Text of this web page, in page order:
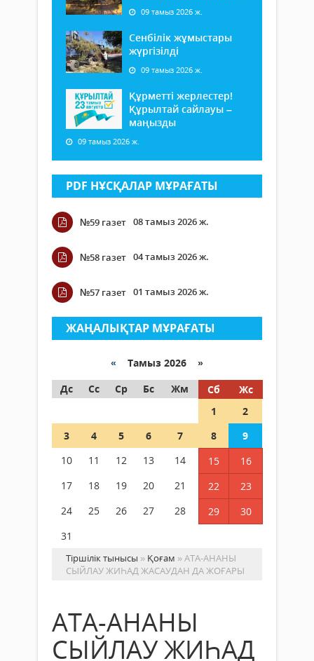
09 тамыз 2026 ж.
Сенбілік жұмыстары
жүргізілді
09 тамыз 2026 ж.
Құрметті жерлестер!
Құрылтай сайлауы –
маңызды
09 тамыз 2026 ж.
PDF НҰСҚАЛАР МҰРАҒАТЫ
№59 газет 08 тамыз 2026 ж.
№58 газет 04 тамыз 2026 ж.
№57 газет 01 тамыз 2026 ж.
ЖАҢАЛЫҚТАР МҰРАҒАТЫ
« Тамыз 2026 »
Дс
Сс Ср Бс Жм Сб
Жс
1
2
3
4 5 6 7 8
9
10
11 12 13 14 15
16
17
18 19 20 21 22
23
24
25 26 27 28 29
30
31
Тіршілік тынысы » Қоғам » АТА-АНАНЫ
СЫЙЛАУ ЖИҺАД ЖАСАУДАН ДА ЖОҒАРЫ
АТА-АНАНЫ
СЫЙЛАУ ЖИҺАД